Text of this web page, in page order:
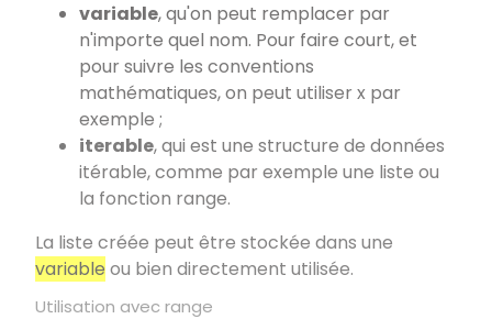
variable, qu'on peut remplacer par
n'importe quel nom. Pour faire court, et
pour suivre les conventions
mathématiques, on peut utiliser x par
exemple ;
iterable, qui est une structure de données
itérable, comme par exemple une liste ou
la fonction range.
La liste créée peut être stockée dans une
variable ou bien directement utilisée.
Utilisation avec range